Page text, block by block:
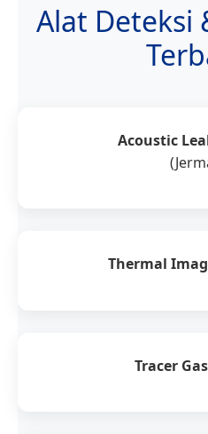
Alat Deteksi
Acoustic
Thermal
Tracer